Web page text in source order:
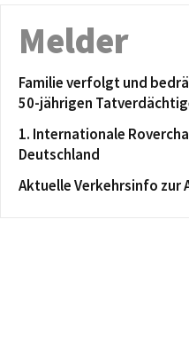
Melder
Familie verfolgt und
50-jährigen
1. Internationale
Deutschland
Aktuelle Verkehrsinfo zur